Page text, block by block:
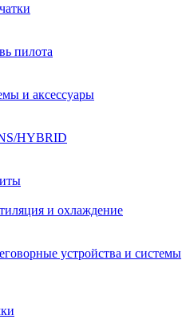
пилота
и аксессуары
HYBRID
и охлаждение
устройства и системы